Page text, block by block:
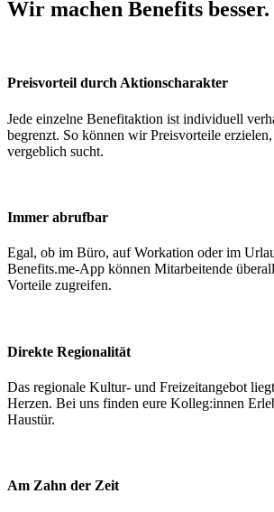
Wir machen Benefits besser.
Preisvorteil durch Aktionscharakter
Jede einzelne Benefitaktion ist individuell
begrenzt. So können wir Preisvorteile
vergeblich sucht.
Immer abrufbar
Egal, ob im Büro, auf Workation oder im
Benefits.me-App können Mitarbeitende
Vorteile zugreifen.
Direkte Regionalität
Das regionale Kultur- und Freizeitangebot
Herzen. Bei uns finden eure Kolleg:innen
Haustür.
Am Zahn der Zeit